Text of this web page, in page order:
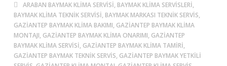
ARABAN BAYMAK KLIMA SERVISI, BAYMAK KLIMA SERVISLERI,
BAYMAK KLIMA TEKNIK SERVISI, BAYMAK MARKASI TEKNIK SERVIS,
GAZIANTEP BAYMAK KLIMA BAKIMI, GAZIANTEP BAYMAK KLIMA
MONTAJI, GAZIANTEP BAYMAK KLIMA ONARIMI, GAZIANTEP
BAYMAK KLIMA SERVISI, GAZIANTEP BAYMAK KLIMA TAMIRI,
GAZIANTEP BAYMAK TEKNIK SERVIS, GAZIANTEP BAYMAK YETKILI